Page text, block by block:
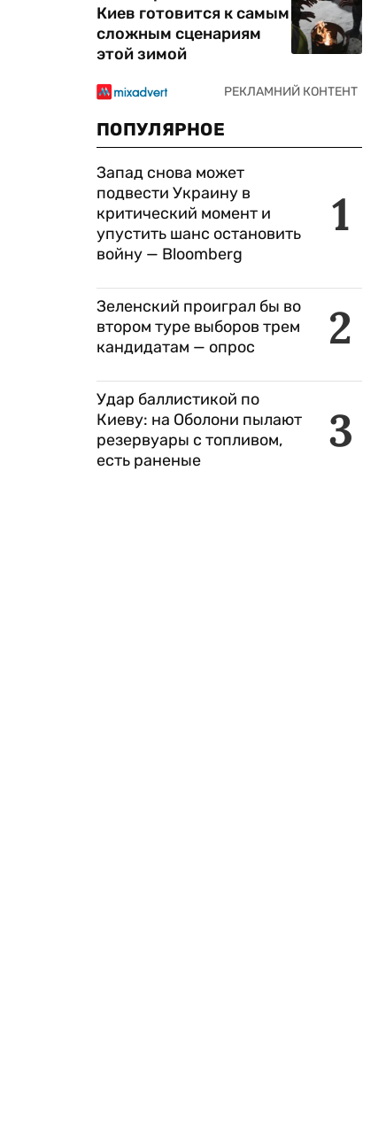
Киев готовится к самым
сложным сценариям
этой зимой
ПОПУЛЯРНОЕ
1
Запад снова может
подвести Украину в
критический момент и
упустить шанс остановить
войну — Bloomberg
2
Зеленский проиграл бы во
втором туре выборов трем
кандидатам — опрос
3
Удар баллистикой по
Киеву: на Оболони пылают
резервуары с топливом,
есть раненые